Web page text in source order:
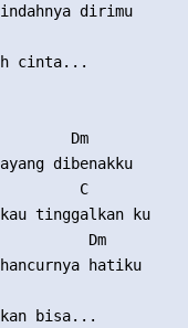
indahnya dirimu
cinta...
Dm
dibenakku
C
tinggalkan ku
Dm
hancurnya hatiku
bisa...